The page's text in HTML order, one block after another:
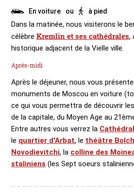
En voiture ou à pied
Dans la matinée, nous visiterons le
célèbre Kremlin et ses cathédrales,
historique adjacent de la Vielle ville.
Après-midi
Après le déjeuner, nous vous
monuments de Moscou en voiture
ce qui vous permettra de découvrir
de la capitale, du Moyen Age au
Entre autres vous verrez la
le quartier d'Arbat, le théätre
Novodievitchi, la colline des
staliniens (les Sept soeurs